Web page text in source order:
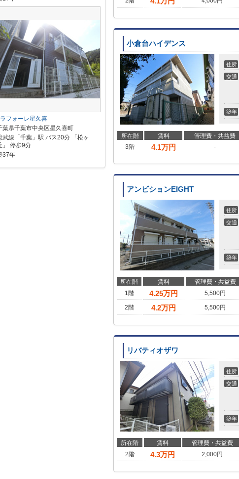
小倉台ハイデンス
住所
交通
築年
所在階 賃料 管理費・共益費
3階
4.1万円 -
アンビションEIGHT
住所
交通
築年
所在階 賃料 管理費・共益費
1階
4.25万円 5,500円
2階
4.2万円 5,500円
リバティオザワ
住所
交通
築年
所在階 賃料 管理費・共益費
2階
4.3万円 2,000円
ラフォーレ星久喜
葉県千葉市中央区星久喜町
武線「千葉」駅 バス20分 「松ヶ
」 停歩9分
37年